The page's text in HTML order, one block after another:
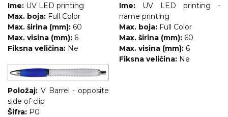
Ime: UV LED printing
Max. boja: Full Color
Max. širina (mm): 60
Max. visina (mm): 6
Fiksna veličina: Ne
Ime:
UV LED printing -
name printing
Max. boja: Full Color
Max. širina (mm): 60
Max. visina (mm): 6
Fiksna veličina: Ne
Položaj: V Barrel - opposite
side of clip
Šifra: P0